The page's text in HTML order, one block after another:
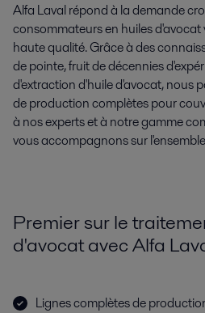
Alfa Laval répond à la demande
consommateurs en huiles d'avocat
haute qualité. Grâce à des
de pointe, fruit de décennies
d'extraction d'huile d'avocat, nous
de production complètes pour
à nos experts et à notre gamme
vous accompagnons sur
Premier sur le
d'avocat avec Alfa
Lignes complètes de